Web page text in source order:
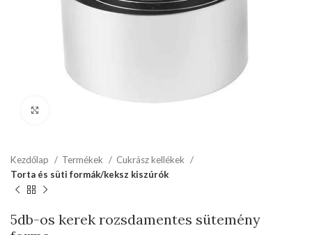
Kezdőlap Termékek
Cukrász kellékek
Torta és süti formák/keksz kiszúrók
5db-os kerek rozsdamentes sütemény